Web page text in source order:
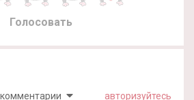
Голосовать
авторизуйтесь